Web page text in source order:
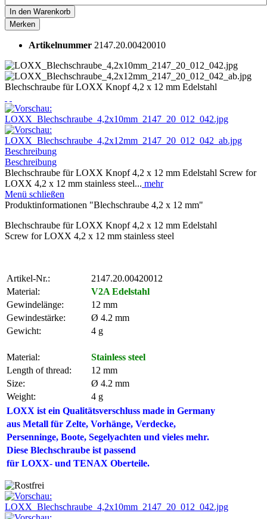
In den Warenkorb
Merken
Artikelnummer 2147.20.00420010
Blechschraube für LOXX Knopf 4,2 x 12 mm Edelstahl
Beschreibung
Beschreibung
Blechschraube für LOXX Knopf 4,2 x 12 mm Edelstahl Screw for
LOXX 4,2 x 12 mm stainless steel... mehr
Menü schließen
Produktinformationen "Blechschraube 4,2 x 12 mm"
Blechschraube für LOXX Knopf 4,2 x 12 mm Edelstahl
Screw for LOXX 4,2 x 12 mm stainless steel
Artikel-Nr.:
2147.20.00420012
Material:
V2A Edelstahl
Gewindelänge:
12 mm
Gewindestärke:
Ø 4.2 mm
Gewicht:
4 g
Material:
Stainless steel
Length of thread:
12 mm
Size:
Ø 4.2 mm
Weight:
4 g
LOXX ist ein Qualitätsverschluss made in Germany
aus Metall für Zelte, Vorhänge, Verdecke,
Persenninge, Boote, Segelyachten und vieles mehr.
Diese Blechschraube ist passend
für LOXX- und TENAX Oberteile.